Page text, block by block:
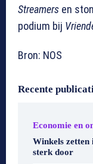
Streamers en
podium bij
Bron: NOS
Recente
Economie en
Winkels
sterk door